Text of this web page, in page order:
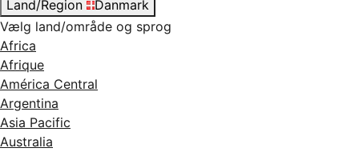
Land/Region
Danmark
Vælg land/område og sprog
Africa
Afrique
América Central
Argentina
Asia Pacific
Australia